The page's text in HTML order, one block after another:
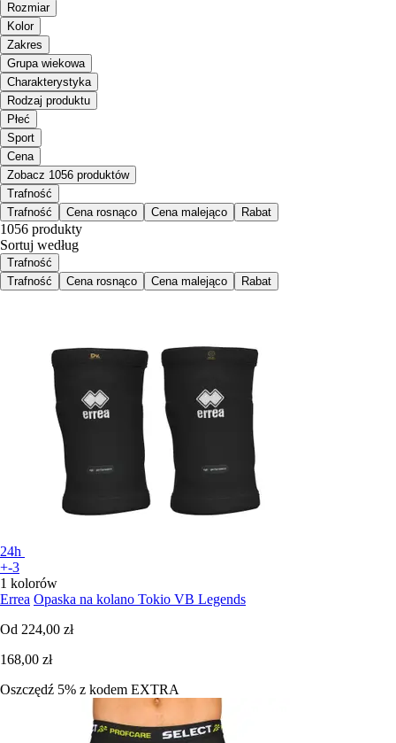
Rozmiar
Kolor
Zakres
Grupa wiekowa
Charakterystyka
Rodzaj produktu
Płeć
Sport
Cena
Zobacz 1056 produktów
Trafność
Trafność
Cena rosnąco Cena malejąco Rabat
1056 produkty
Sortuj według
Trafność
Trafność
Cena rosnąco Cena malejąco Rabat
24h
+-3
1 kolorów
Errea Opaska na kolano Tokio VB Legends
Od 224,00 zł
168,00 zł
Oszczędź 5% z kodem EXTRA